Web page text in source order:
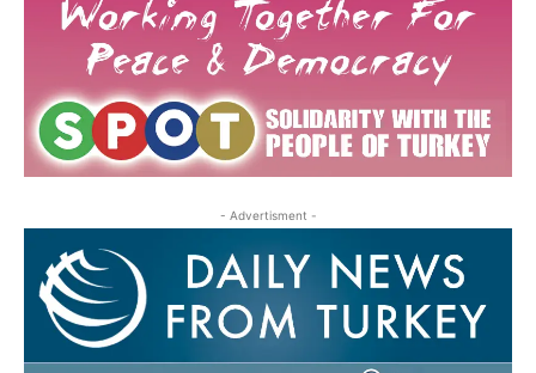
- Advertisment -